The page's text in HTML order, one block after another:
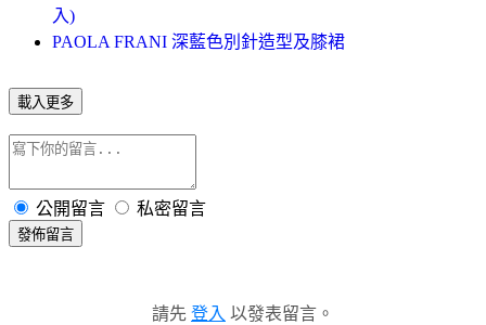
入)
PAOLA FRANI 深藍色別針造型及膝裙
載入更多
公開留言 私密留言
發佈留言
請先 登入 以發表留言。